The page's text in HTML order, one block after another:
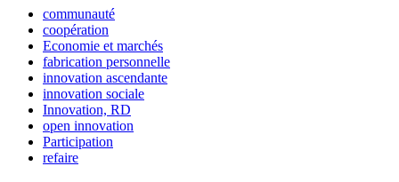
communauté
coopération
Economie et marchés
fabrication personnelle
innovation ascendante
innovation sociale
Innovation, RD
open innovation
Participation
refaire